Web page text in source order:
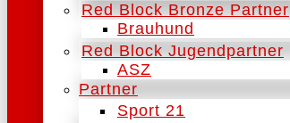
Red Block Bronze Partner
Brauhund
Red Block Jugendpartner
ASZ
Partner
Sport 21